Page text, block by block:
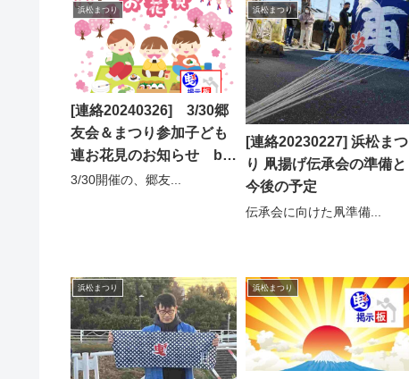
浜松まつり
[連絡20240326] 3/30郷
友会＆まつり参加子ども
連お花見のお知らせ by
事務局
3/30開催の、郷友...
浜松まつり
[連絡20230227] 浜松まつ
り 凧揚げ伝承会の準備と
今後の予定
伝承会に向けた凧準備...
浜松まつり 浜松まつり